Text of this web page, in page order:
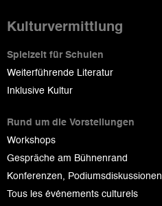
Kulturvermittlung
Spielzeit für Schulen
Weiterführende Literatur
Inklusive Kultur
Rund um die Vorstellungen
Workshops
Gespräche am Bühnenrand
Konferenzen, Podiumsdiskussionen
Tous les événements culturels